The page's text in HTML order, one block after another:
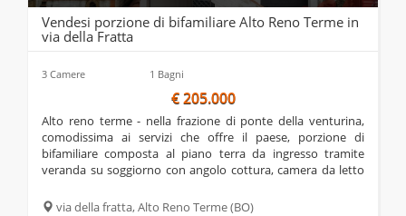
Vendesi porzione di bifamiliare Alto Reno Terme in
via della Fratta
3 Camere 1 Bagni
€ 205.000
alto reno terme - nella frazione di ponte della venturina,
comodissima ai servizi che offre il paese, porzione di
bifamiliare composta al piano terra da ingresso tramite
veranda su soggiorno con angolo cottura, camera da letto
sottotetto stenditoio e lavanderia...
via della fratta,Alto Reno Terme(BO)